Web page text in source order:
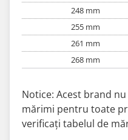
248 mm
255 mm
261 mm
268 mm
Notice: Acest brand
mărimi pentru toate
verificați tabelul de